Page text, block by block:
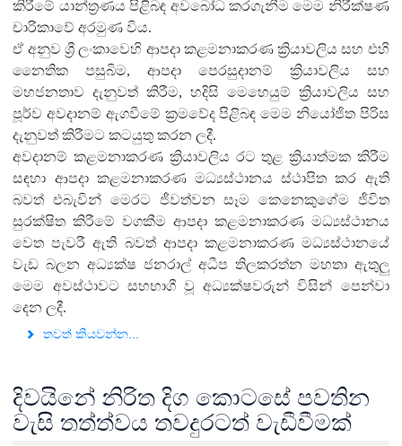
කිරීමේ යාන්ත්‍රණය පිළිබඳ අවබෝධ කරගැනීම මෙම නිරීක්ෂණ
චාරිකාවේ අරමුණ විය.
ඒ අනුව ශ්‍රී ලංකාවෙහි ආපදා කළමනාකරණ ක්‍රියාවලිය සහ එහි
නෛතික පසුබිම, ආපදා පෙරසුදානම් ක්‍රියාවලිය සහ
මහජනතාව දැනුවත් කිරීම, හදිසි මෙහෙයුම් ක්‍රියාවලිය සහ
පූර්ව අවදානම් ඇගවීමේ ක්‍රමවේද පිළිබඳ මෙම නියෝජිත පිරිස
දැනුවත් කිරීමට කටයුතු කරන ලදී.
අවදානම් කළමනාකරණ ක්‍රියාවලිය රට තුළ ක්‍රියාත්මක කිරීම
සඳහා ආපදා කළමනාකරණ මධ්‍යස්ථානය ස්ථාපිත කර ඇති
බවත් එබැවින් මෙරට ජීවත්වන සෑම කෙනෙකුගේම ජීවිත
සුරක්ෂිත කිරීමේ වගකීම ආපදා කළමනාකරණ මධ්‍යස්ථානය
වෙත පැවරී ඇති බවත් ආපදා කළමනාකරණ මධ්‍යස්ථානයේ
වැඩ බලන අධ්‍යක්ෂ ජනරාල් අධීප තිලකරත්න මහතා ඇතුලු
මෙම අවස්ථාවට සහභාගී වූ අධ්‍යක්ෂවරුන් විසින් පෙන්වා
දෙන ලදී.
තවත් කියවන්න...
දිවයිනේ නිරිත දිග කොටසේ පවතින
වැසි තත්ත්වය තවදුරටත් වැඩීවීමක්